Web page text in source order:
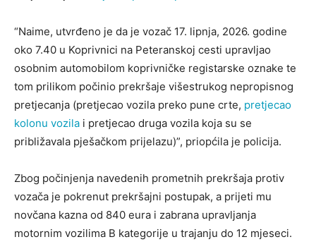
“Naime, utvrđeno je da je vozač 17. lipnja, 2026. godine
oko 7.40 u Koprivnici na Peteranskoj cesti upravljao
osobnim automobilom koprivničke registarske oznake te
tom prilikom počinio prekršaje višestrukog nepropisnog
pretjecanja (pretjecao vozila preko pune crte, pretjecao
kolonu vozila i pretjecao druga vozila koja su se
približavala pješačkom prijelazu)”, priopćila je policija.
Zbog počinjenja navedenih prometnih prekršaja protiv
vozača je pokrenut prekršajni postupak, a prijeti mu
novčana kazna od 840 eura i zabrana upravljanja
motornim vozilima B kategorije u trajanju do 12 mjeseci.